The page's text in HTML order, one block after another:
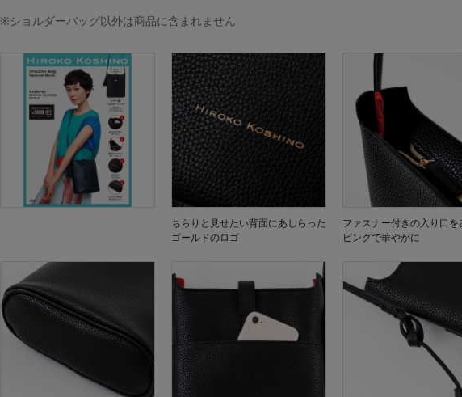
※ショルダーバッグ以外は商品に含まれません
ちらりと見せたい背面にあしらった
ゴールドのロゴ
ファスナー付きの入り口を
ピングで華やかに